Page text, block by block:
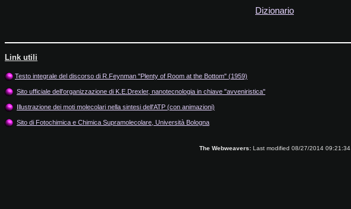
Dizionario
Link utili
Testo integrale del discorso di R.Feynman "Plenty of Room at the Bottom" (1959)
Sito ufficiale dell'organizzazione di K.E.Drexler, nanotecnologia in chiave "avveniristica"
Illustrazione dei moti molecolari nella sintesi dell'ATP (con animazioni)
Sito di Fotochimica e Chimica Supramolecolare, Università Bologna
The Webweavers:Last modified 08/27/2014 09:21:34